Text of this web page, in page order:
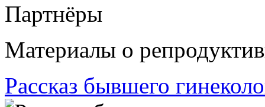
Партнёры
Материалы о
Рассказ бывшего